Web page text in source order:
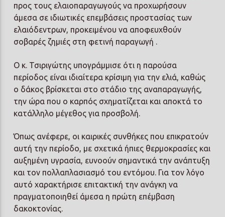
προς τους ελαιοπαραγωγούς να προχωρήσουν
άμεσα σε ιδιωτικές επεμβάσεις προστασίας των
ελαιόδεντρων, προκειμένου να αποφευχθούν
σοβαρές ζημιές στη φετινή παραγωγή .
Ο κ. Τσιριγώτης υπογράμμισε ότι η παρούσα
περίοδος είναι ιδιαίτερα κρίσιμη για την ελιά, καθώς
ο δάκος βρίσκεται στο στάδιο της αναπαραγωγής,
την ώρα που ο καρπός σχηματίζεται και αποκτά το
κατάλληλο μέγεθος για προσβολή.
Όπως ανέφερε, οι καιρικές συνθήκες που επικρατούν
αυτή την περίοδο, με σχετικά ήπιες θερμοκρασίες και
αυξημένη υγρασία, ευνοούν σημαντικά την ανάπτυξη
και τον πολλαπλασιασμό του εντόμου. Για τον λόγο
αυτό χαρακτήρισε επιτακτική την ανάγκη να
πραγματοποιηθεί άμεσα η πρώτη επέμβαση
δακοκτονίας.